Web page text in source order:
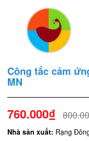
Công tắc cảm
MN
760.000₫
Nhà sản xuất: Rạng